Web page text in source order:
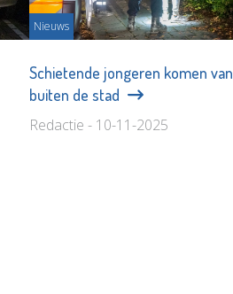
Nieuws
Schietende jongeren komen van
buiten de stad
Redactie - 10-11-2025